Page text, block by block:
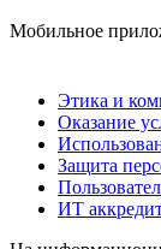
Мобильное
Этика и
Оказание
Защита
ИТ